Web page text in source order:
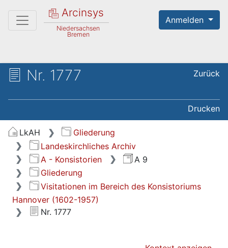
Arcinsys
Niedersachsen
Bremen
Anmelden
Nr. 1777 Zurück
Drucken
LkAH
Gliederung
Landeskirchliches Archiv
A - Konsistorien
A 9
Gliederung
Visitationen im Bereich des Konsistoriums
Hannover (1602-1957)
Nr. 1777